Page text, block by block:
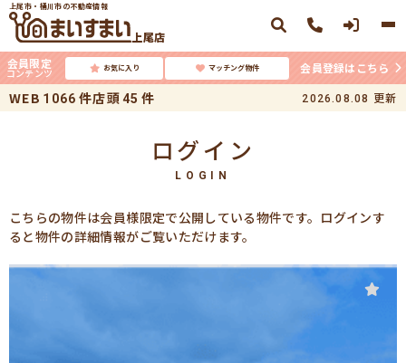
上尾市・桶川市の不動産情報
上尾店
会員限定
コンテンツ お気に入り マッチング物件 会員登録はこちら
WEB 1066 件店頭45 件 2026.08.08 更新
ログイン
LOGIN
こちらの物件は会員様限定で公開している物件です。ログインす
ると物件の詳細情報がご覧いただけます。